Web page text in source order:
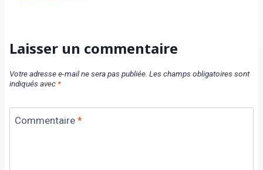
b
o
dI
Laisser un commentaire
Votre adresse e-mail ne sera pas publiée. Les champs obligatoires sont
indiqués avec *
Commentaire *